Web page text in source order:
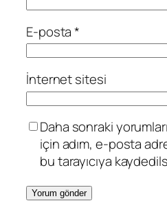
E-posta*
İnternet sitesi
Daha sonraki
için adım, e-posta
bu tarayıcıya